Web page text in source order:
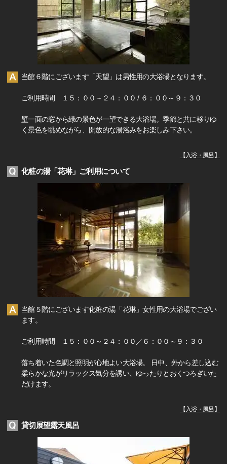
当館６階にございます「天望」は男性用の大浴場となります。
ご利用時間 １５：００～２４：００ / ６：００～９：３０
壁一面の窓から緑の景色が一望できる大浴場。季節と共に移りゆ
く景色を眺めながら、開放的な湯浴みをお楽しみ下さい。
【 入浴・風呂 】
化粧の湯「花琳」ご利用について
当館５階にございます化粧の湯「花琳」女性用の大浴場でござい
ます。
ご利用時間 １５：００～２４：００／６：００～９：３０
落ち着いた色調と照明が心地よい大浴場。 日中、外から差し込む
柔らかな光がリラックス気分を誘い、ゆったりとおくつろぎいた
だけます。
【 入浴・風呂 】
貸切展望露天風呂